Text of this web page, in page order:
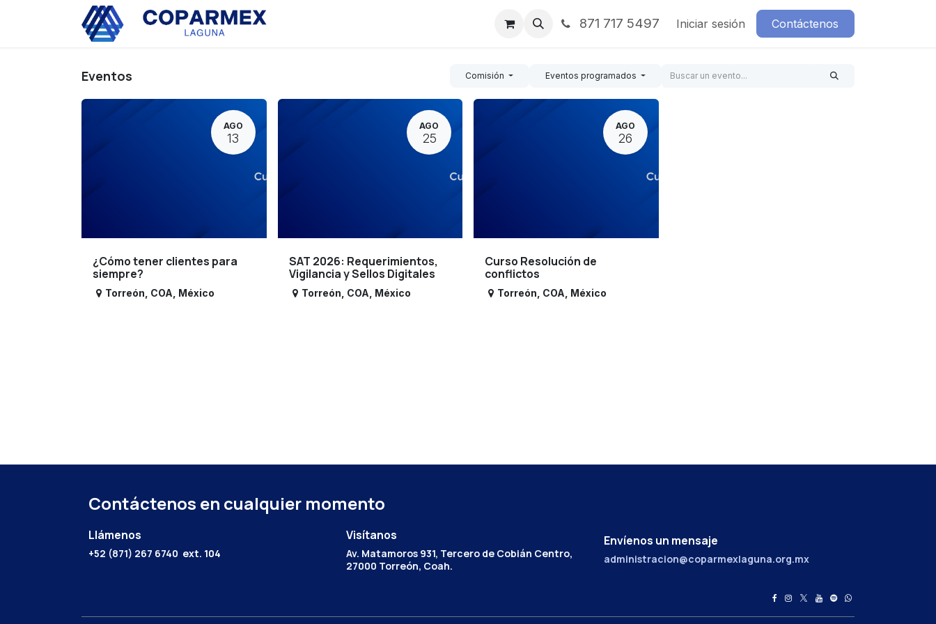
Noticias Contáctenos871 717 5497 Iniciar sesión Contáctenos
Eventos Comisión Eventos programados
AGO
13
¿Cómo tener clientes para
siempre?
Torreón COA México
AGO
25
SAT 2026: Requerimientos,
Vigilancia y Sellos Digitales
Torreón COA México
AGO
26
Curso Resolución de
conflictos
Torreón COA México
Contáctenos en cualquier momento
Llámenos
+52 (871) 267 6740 ext. 104
Envíenos un mensaje
administracion@coparmexlaguna.org.mx
Visítanos
Av. Matamoros 931, Tercero de Cobián Centro,
27000 Torreón, Coah.